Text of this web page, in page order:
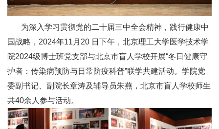
为深入学习贯彻党的二十届三中全会精神，践行健康中
国战略，2024年11月20 日下午，北京理工大学医学技术学
院2024级博士班党支部与北京市盲人学校开展“冬日健康守
护者：传染病预防与日常防疫科普”联学共建活动。学院党
委副书记、副院长章涛及辅导员朱燕，北京市盲人学校师生
共40余人参与活动。